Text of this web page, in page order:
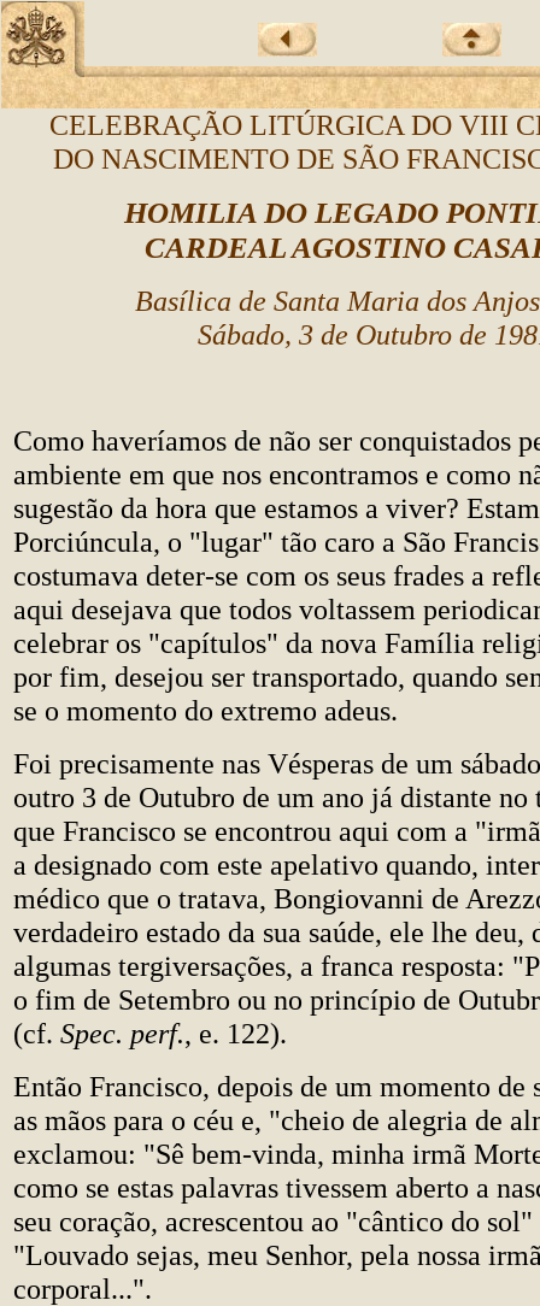
CELEBRAÇÃO LITÚRGICA DO VIII
DO NASCIMENTO DE SÃO
HOMILIA DO LEGADO
CARDEAL AGOSTINO
Basílica de Santa Maria dos
Sábado, 3 de Outubro de
Como haveríamos de não ser conquistados
ambiente em que nos encontramos e como
sugestão da hora que estamos a viver?
Porciúncula, o "lugar" tão caro a São
costumava deter-se com os seus frades a
aqui desejava que todos voltassem
celebrar os "capítulos" da nova Família
por fim, desejou ser transportado, quando
se o momento do extremo adeus.
Foi precisamente nas Vésperas de um
outro 3 de Outubro de um ano já distante no
que Francisco se encontrou aqui com a
a designado com este apelativo quando,
médico que o tratava, Bongiovanni de
verdadeiro estado da sua saúde, ele lhe deu,
algumas tergiversações, a franca resposta:
o fim de Setembro ou no princípio de
(cf. Spec. perf., e. 122).
Então Francisco, depois de um momento de
as mãos para o céu e, "cheio de alegria de
exclamou: "Sê bem-vinda, minha irmã
como se estas palavras tivessem aberto a
seu coração, acrescentou ao "cântico do
"Louvado sejas, meu Senhor, pela nossa
corporal...".